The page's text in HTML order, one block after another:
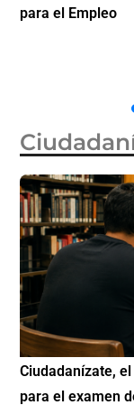
la ciudadanía por
Si eres residente
gratuito de